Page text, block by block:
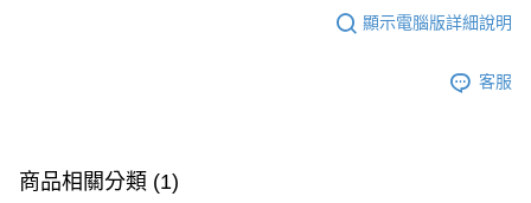
顯示電腦版詳細說明
客服
商品相關分類 (1)